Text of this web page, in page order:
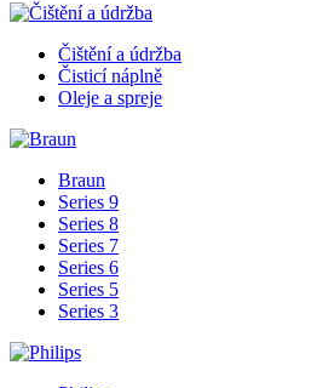
Čištění a údržba
Čisticí náplně
Oleje a spreje
Braun
Series 9
Series 8
Series 7
Series 6
Series 5
Series 3